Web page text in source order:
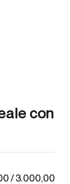
con
/ 3.000,00